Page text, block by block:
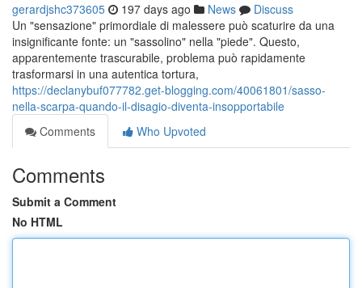
gerardjshc373605 197 days ago News
Discuss
Un "sensazione" primordiale di malessere può scaturire da una
insignificante fonte: un "sassolino" nella "piede". Questo,
apparentemente trascurabile, problema può rapidamente
trasformarsi in una autentica tortura,
https://declanybuf077782.get-blogging.com/40061801/sasso-
nella-scarpa-quando-il-disagio-diventa-insopportabile
Comments
Who Upvoted
Comments
Submit a Comment
No HTML